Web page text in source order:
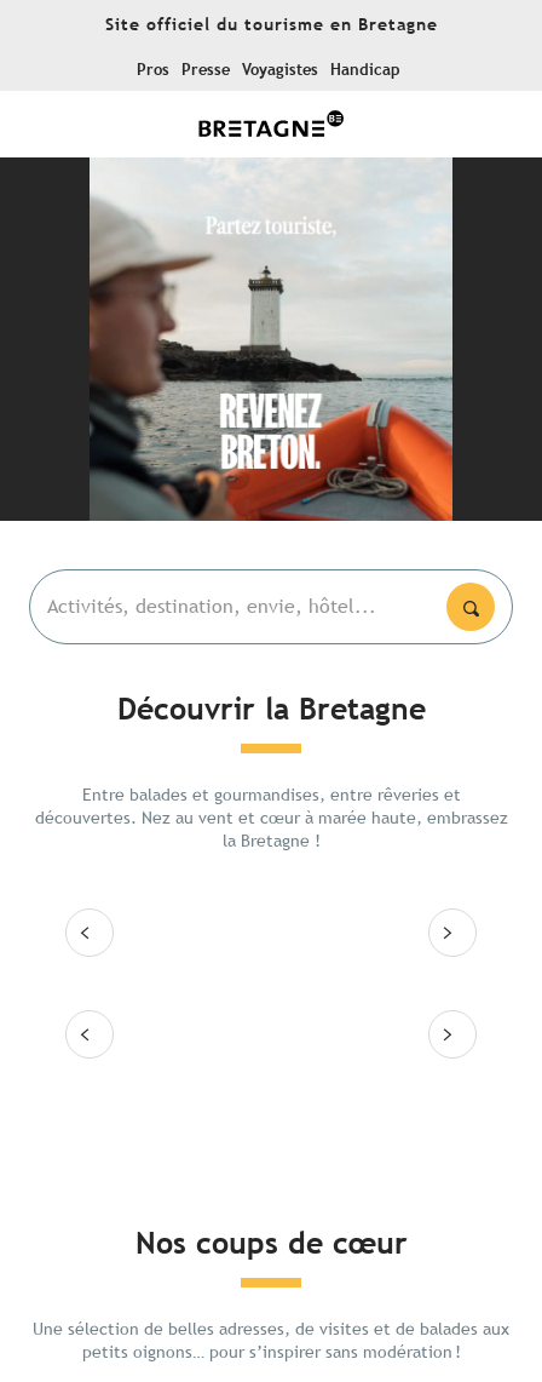
Site officiel du tourisme en Bretagne
Pros Presse Voyagistes Handicap
Activités, destination, envie, hôtel...
Découvrir la Bretagne
Entre balades et gourmandises, entre rêveries et
découvertes. Nez au vent et cœur à marée haute, embrassez
la Bretagne !
Les lieux emblématiques
Lire la suite
Lire la suite
Les 10 destinations
Itinéraires
Lire la suite
ouest
Nos coups de cœur
Une sélection de belles adresses, de visites et de balades aux
petits oignons… pour s’inspirer sans modération !